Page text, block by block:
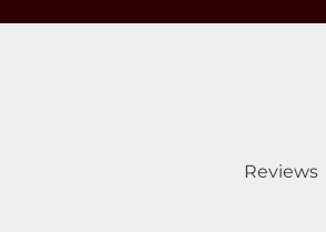
Reviews